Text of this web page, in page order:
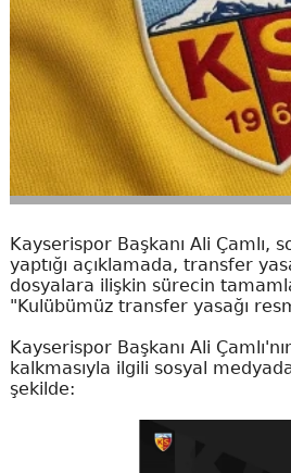
Kayserispor Başkanı Ali Çamlı,
yaptığı açıklamada, transfer
dosyalara ilişkin sürecin
"Kulübümüz transfer yasağı
Kayserispor Başkanı Ali
kalkmasıyla ilgili sosyal
şekilde: